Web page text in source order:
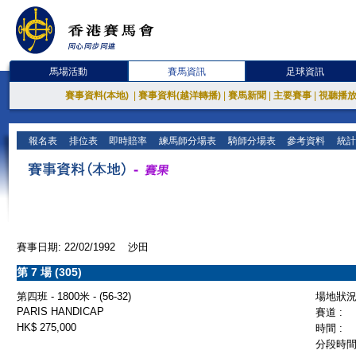
馬場活動 賽馬資訊 足球資訊
賽事資料(本地) 賽事資料(越洋轉播) 賽馬新聞 主要賽事 視聽播
報名表 排位表 即時賠率 練馬師分場表 騎師分場表 參考資料 統
賽事日期: 22/02/1992 沙田
第 7 場 (305)
第四班 - 1800米 - (56-32)
場地狀
PARIS HANDICAP
賽道 :
HK$ 275,000
時間 :
分段時